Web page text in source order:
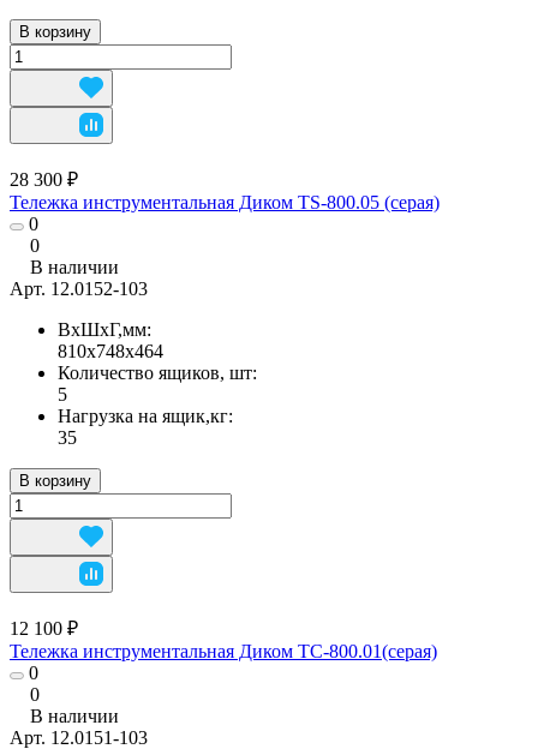
В корзину
28 300 ₽
Тележка инструментальная Диком TS-800.05 (серая)
0
0
В наличии
Арт. 12.0152-103
ВхШхГ,мм:
810х748х464
Количество ящиков, шт:
5
Нагрузка на ящик,кг:
35
В корзину
12 100 ₽
Тележка инструментальная Диком ТС-800.01(серая)
0
0
В наличии
Арт. 12.0151-103